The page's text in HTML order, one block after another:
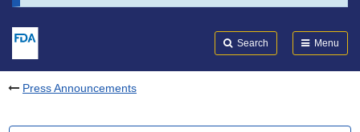
Search Menu
Press Announcements